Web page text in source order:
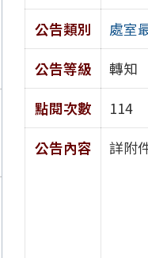
公告類別
處室
公告等級
轉知
點閱次數
114
公告內容
詳附